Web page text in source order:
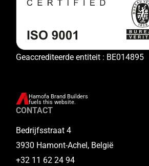
Geaccrediteerde entiteit : BE014895
Hamofa Brand Builders
fuels this website.
CONTACT
Bedrijfsstraat 4
3930 Hamont-Achel, België
+32 11 62 24 94